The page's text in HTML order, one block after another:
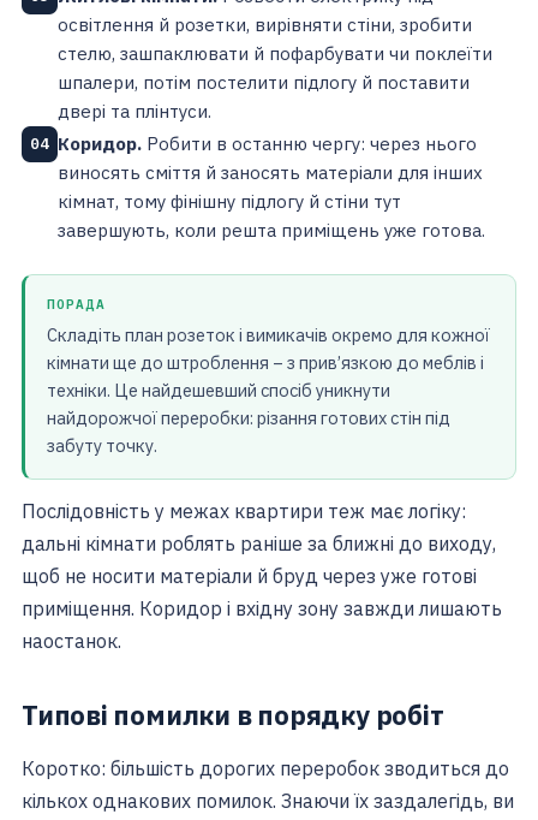
освітлення й розетки, вирівняти стіни, зробити
стелю, зашпаклювати й пофарбувати чи поклеїти
шпалери, потім постелити підлогу й поставити
двері та плінтуси.
04 Коридор. Робити в останню чергу: через нього
виносять сміття й заносять матеріали для інших
кімнат, тому фінішну підлогу й стіни тут
завершують, коли решта приміщень уже готова.
ПОРАДА
Складіть план розеток і вимикачів окремо для кожної
кімнати ще до штроблення – з прив’язкою до меблів і
техніки. Це найдешевший спосіб уникнути
найдорожчої переробки: різання готових стін під
забуту точку.
Послідовність у межах квартири теж має логіку:
дальні кімнати роблять раніше за ближні до виходу,
щоб не носити матеріали й бруд через уже готові
приміщення. Коридор і вхідну зону завжди лишають
наостанок.
Типові помилки в порядку робіт
Коротко: більшість дорогих переробок зводиться до
кількох однакових помилок. Знаючи їх заздалегідь, ви